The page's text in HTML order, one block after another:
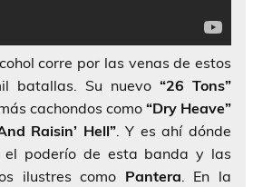
corre por las venas de estos
batallas. Su nuevo “26 Tons”
cachondos como “Dry Heave”
Raisin’ Hell”. Y es ahí dónde
el poderío de esta banda y las
ilustres como Pantera. En la